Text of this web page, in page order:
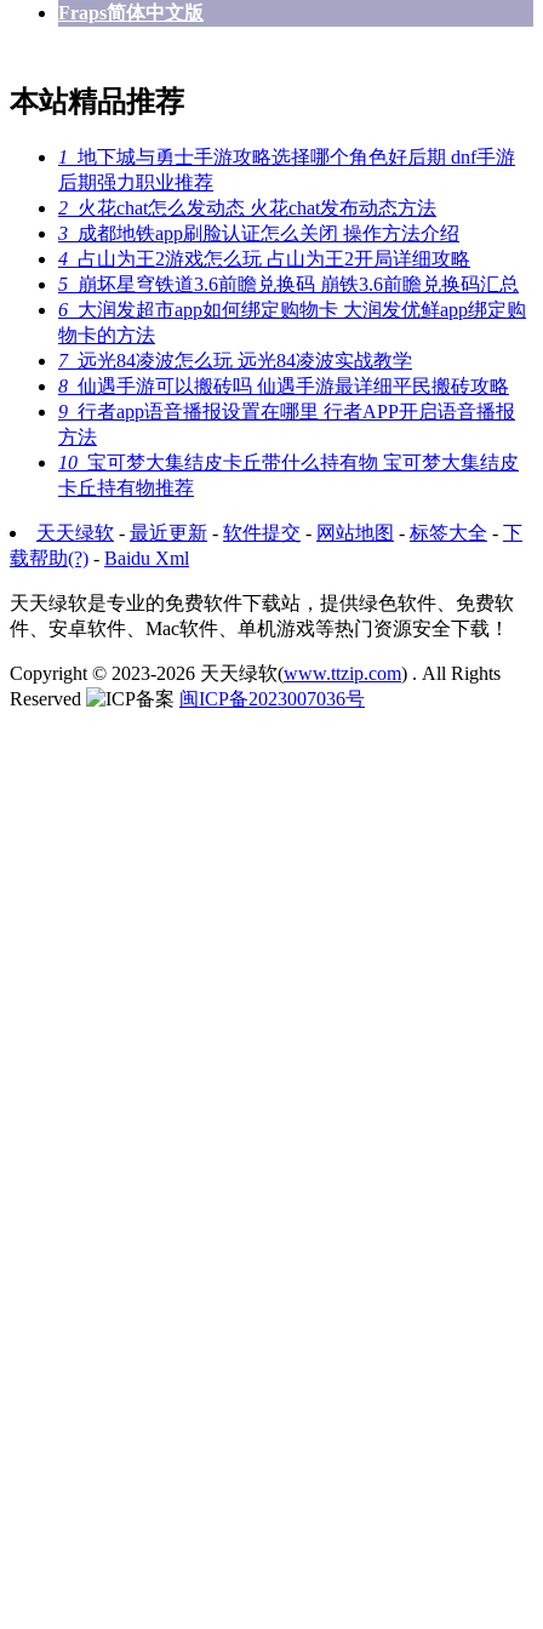
Fraps简体中文版
本站精品推荐
1 地下城与勇士手游攻略选择哪个角色好后期 dnf手游
后期强力职业推荐
2 火花chat怎么发动态 火花chat发布动态方法
3 成都地铁app刷脸认证怎么关闭 操作方法介绍
4 占山为王2游戏怎么玩 占山为王2开局详细攻略
5 崩坏星穹铁道3.6前瞻兑换码 崩铁3.6前瞻兑换码汇总
6 大润发超市app如何绑定购物卡 大润发优鲜app绑定购
物卡的方法
7远光84凌波怎么玩 远光84凌波实战教学
8 仙遇手游可以搬砖吗 仙遇手游最详细平民搬砖攻略
9 行者app语音播报设置在哪里 行者APP开启语音播报
方法
10 宝可梦大集结皮卡丘带什么持有物 宝可梦大集结皮
卡丘持有物推荐
天天绿软 - 最近更新 - 软件提交 - 网站地图 - 标签大全 - 下
载帮助(?) - Baidu Xml
天天绿软是专业的免费软件下载站，提供绿色软件、免费软
件、安卓软件、Mac软件、单机游戏等热门资源安全下载！
Copyright © 2023-2026 天天绿软(www.ttzip.com) . All Rights
Reserved
闽ICP备2023007036号